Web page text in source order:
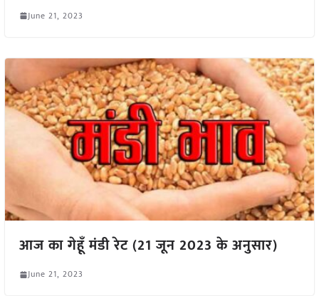
June 21, 2023
आज का गेहूँ मंडी रेट (21 जून 2023 के अनुसार)
June 21, 2023